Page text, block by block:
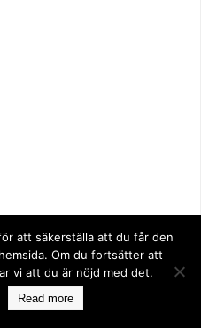
att säkerställa att du får den
Om du fortsätter att
vi att du är nöjd med det.
Read more